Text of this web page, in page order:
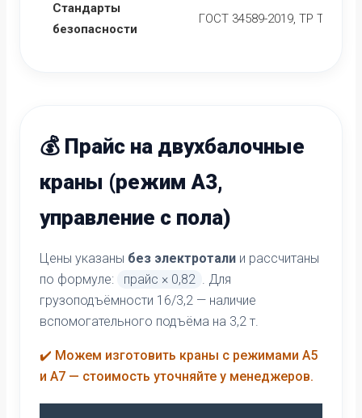
Стандарты
безопасности
ГОСТ 34589-2019, ТР ТС
💰 Прайс на двухбалочные
краны (режим А3,
управление с пола)
Цены указаны без электротали и рассчитаны
по формуле:
прайс × 0,82 . Для
грузоподъёмности 16/3,2 — наличие
вспомогательного подъёма на 3,2 т.
✔️ Можем изготовить краны с режимами А5
и А7 — стоимость уточняйте у менеджеров.